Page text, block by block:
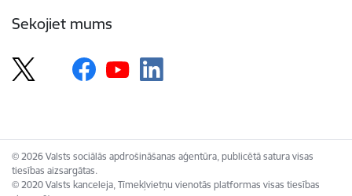
Sekojiet mums
© 2026 Valsts sociālās apdrošināšanas aģentūra, publicētā satura visas
tiesības aizsargātas.
© 2020 Valsts kanceleja, Tīmekļvietņu vienotās platformas visas tiesības